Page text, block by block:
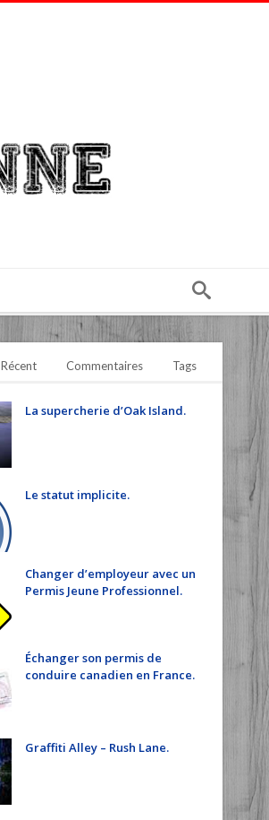
Récent Commentaires Tags
La supercherie d’Oak Island.
Le statut implicite.
Changer d’employeur avec un
Permis Jeune Professionnel.
Échanger son permis de
conduire canadien en France.
Graffiti Alley – Rush Lane.